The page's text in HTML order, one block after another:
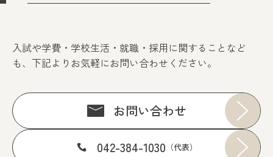
入試や学費・学校生活・就職・採用に関することなど
も、下記よりお気軽にお問い合わせください。
お問い合わせ
042-384-1030 （代表）